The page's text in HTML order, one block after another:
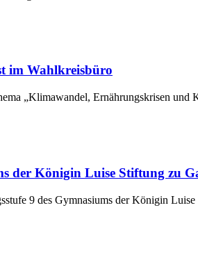
im Wahlkreisbüro
„Klimawandel, Ernährungskrisen
der Königin Luise Stiftung zu
9 des Gymnasiums der Königin